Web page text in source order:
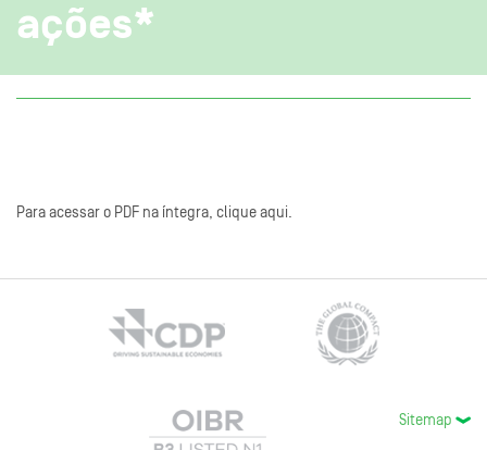
ações*
Para acessar o PDF na íntegra, clique aqui.
Sitemap